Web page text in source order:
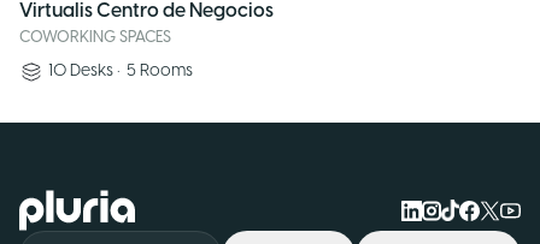
Virtualis Centro de Negocios
COWORKING SPACES
10 Desks • 5 Rooms
Logo Pluria